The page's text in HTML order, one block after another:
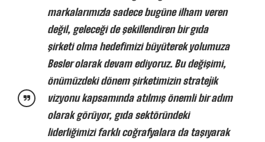
markalarımızla sadece bugüne ilham veren
değil, geleceği de şekillendiren bir gıda
şirketi olma hedefimizi büyüterek yolumuza
Besler olarak devam ediyoruz. Bu değişimi,
önümüzdeki dönem şirketimizin stratejik
vizyonu kapsamında atılmış önemli bir adım
olarak görüyor, gıda sektöründeki
liderliğimizi farklı coğrafyalara da taşıyarak